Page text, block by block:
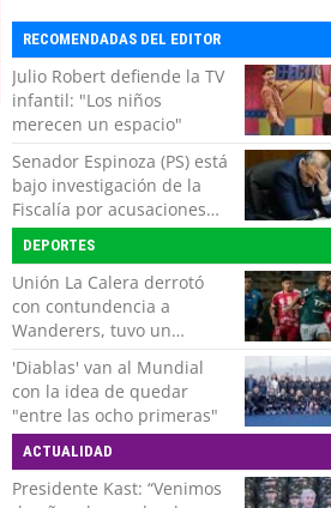
RECOMENDADAS DEL EDITOR
Julio Robert defiende la TV
infantil: "Los niños
merecen un espacio"
Senador Espinoza (PS) está
bajo investigación de la
Fiscalía por acusaciones
cruzadas de agresión con
su pareja
DEPORTES
Unión La Calera derrotó
con contundencia a
Wanderers, tuvo un
respiro y clasificó en Copa
Chile
'Diablas' van al Mundial
con la idea de quedar
"entre las ocho primeras"
ACTUALIDAD
Presidente Kast: “Venimos